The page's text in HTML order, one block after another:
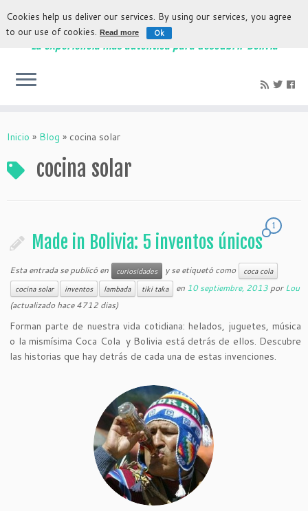
La experiencia más auténtica para descubrir Bolivia
Inicio » Blog » cocina solar
cocina solar
Made in Bolivia: 5 inventos únicos
1
Esta entrada se publicó en curiosidades y se etiquetó como
coca cola
cocina solar
inventos lambada tiki taka en 10 septiembre, 2013 porLou
(actualizado hace 4712 dias)
Forman parte de nuestra vida cotidiana: helados, juguetes, música
o la mismísima Coca Cola y Bolivia está detrás de ellos. Descubre
las historias que hay detrás de cada una de estas invenciones.
Cookies help us deliver our services. By using our services, you agree
to our use of cookies.Read more Ok